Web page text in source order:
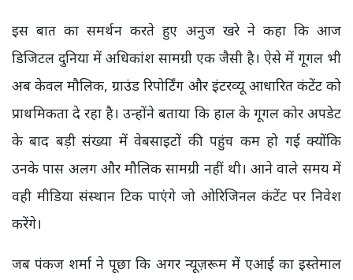
इस बात का समर्थन करते हुए अनुज खरे ने कहा कि आज
डिजिटल दुनिया में अधिकांश सामग्री एक जैसी है। ऐसे में गूगल भी
अब केवल मौलिक, ग्राउंड रिपोर्टिंग और इंटरव्यू आधारित कंटेंट को
प्राथमिकता दे रहा है। उन्होंने बताया कि हाल के गूगल कोर अपडेट
के बाद बड़ी संख्या में वेबसाइटों की पहुंच कम हो गई क्योंकि
उनके पास अलग और मौलिक सामग्री नहीं थी। आने वाले समय में
वही मीडिया संस्थान टिक पाएंगे जो ओरिजिनल कंटेंट पर निवेश
करेंगे।
जब पंकज शर्मा ने पूछा कि अगर न्यूज़रूम में एआई का इस्तेमाल